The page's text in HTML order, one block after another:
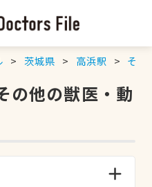
茨城県 高浜駅 その
の他の獣医・動